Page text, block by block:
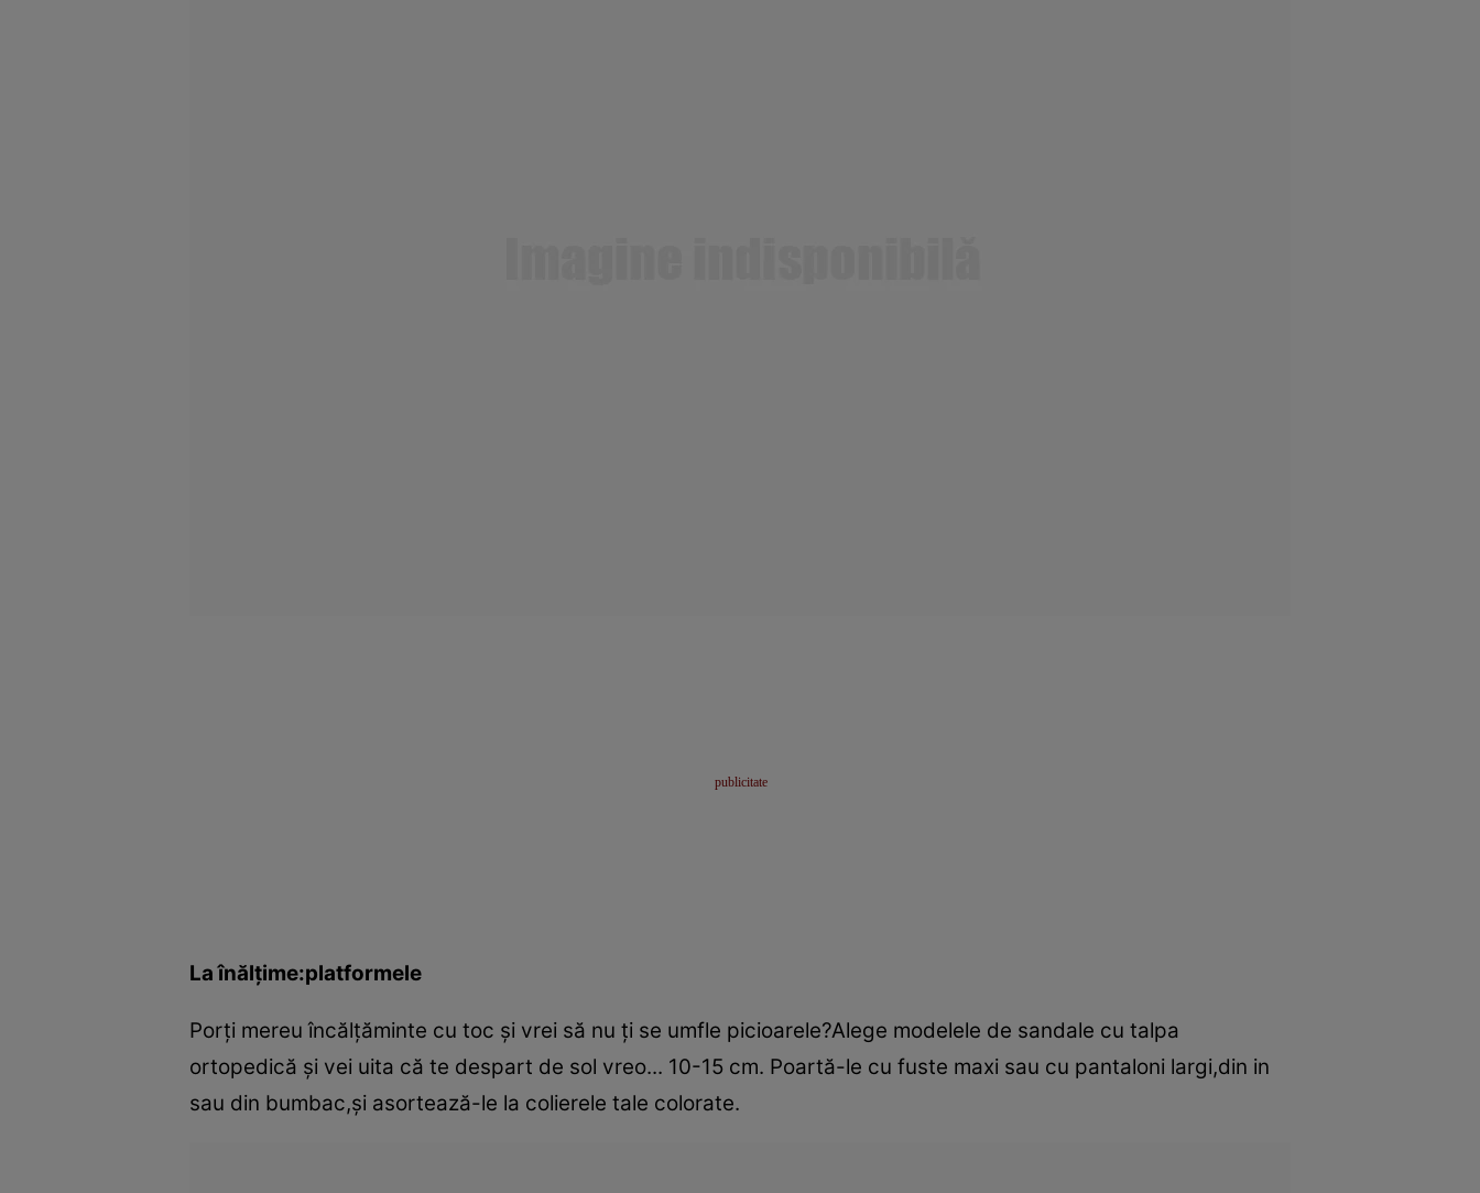
La înălţime:platformele
Porţi mereu încălţăminte cu toc şi vrei să nu ţi se umfle picioarele?Alege modelele de sandale cu talpa
ortopedică şi vei uita că te despart de sol vreo... 10-15 cm. Poartă-le cu fuste maxi sau cu pantaloni largi,din in
sau din bumbac,şi asortează-le la colierele tale colorate.